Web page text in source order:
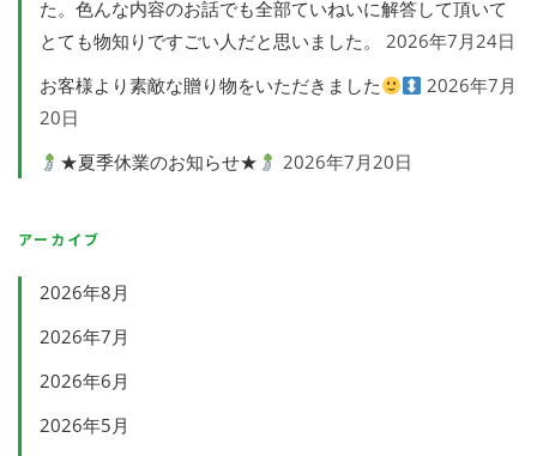
た。色んな内容のお話でも全部ていねいに解答して頂いて
とても物知りですごい人だと思いました。
2026年7月24日
お客様より素敵な贈り物をいただきました
2026年7月
20日
★夏季休業のお知らせ★
2026年7月20日
アーカイブ
2026年8月
2026年7月
2026年6月
2026年5月